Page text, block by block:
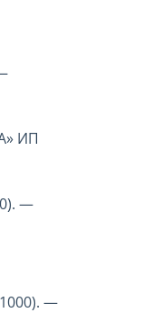
ИП
—
—